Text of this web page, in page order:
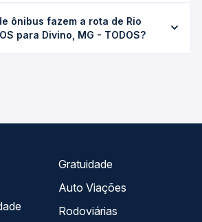
opção na data desejada.
MG - TODOS custa em média R$
a data da viagem, a empresa, o
ônibus fazem a rota de Rio
para Divino, MG - TODOS?
Gratuidade
Auto Viações
Rodoviárias